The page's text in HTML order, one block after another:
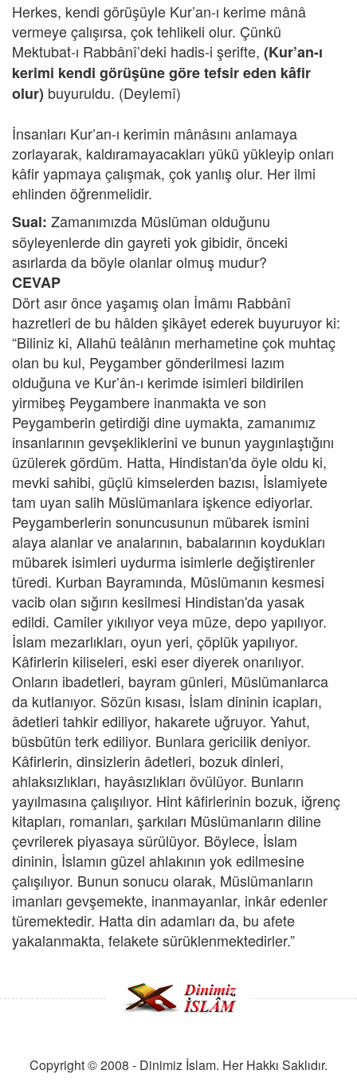
Herkes, kendi görüşüyle Kur’an-ı kerime mânâ
vermeye çalışırsa, çok tehlikeli olur. Çünkü
Mektubat-ı Rabbânî’deki hadis-i şerifte, (Kur’an-ı
kerimi kendi görüşüne göre tefsir eden kâfir
olur) buyuruldu. (Deylemî)
İnsanları Kur’an-ı kerimin mânâsını anlamaya
zorlayarak, kaldıramayacakları yükü yükleyip onları
kâfir yapmaya çalışmak, çok yanlış olur. Her ilmi
ehlinden öğrenmelidir.
Sual: Zamanımızda Müslüman olduğunu
söyleyenlerde din gayreti yok gibidir, önceki
asırlarda da böyle olanlar olmuş mudur?
CEVAP
Dört asır önce yaşamış olan İmâmı Rabbânî
hazretleri de bu hâlden şikâyet ederek buyuruyor ki:
“Biliniz ki, Allahü teâlânın merhametine çok muhtaç
olan bu kul, Peygamber gönderilmesi lazım
olduğuna ve Kur’ân-ı kerimde isimleri bildirilen
yirmibeş Peygambere inanmakta ve son
Peygamberin getirdiği dine uymakta, zamanımız
insanlarının gevşekliklerini ve bunun yaygınlaştığını
üzülerek gördüm. Hatta, Hindistan'da öyle oldu ki,
mevki sahibi, güçlü kimselerden bazısı, İslamiyete
tam uyan salih Müslümanlara işkence ediyorlar.
Peygamberlerin sonuncusunun mübarek ismini
alaya alanlar ve analarının, babalarının koydukları
mübarek isimleri uydurma isimlerle değiştirenler
türedi. Kurban Bayramında, Müslümanın kesmesi
vacib olan sığırın kesilmesi Hindistan'da yasak
edildi. Camiler yıkılıyor veya müze, depo yapılıyor.
İslam mezarlıkları, oyun yeri, çöplük yapılıyor.
Kâfirlerin kiliseleri, eski eser diyerek onarılıyor.
Onların ibadetleri, bayram günleri, Müslümanlarca
da kutlanıyor. Sözün kısası, İslam dininin icapları,
âdetleri tahkir ediliyor, hakarete uğruyor. Yahut,
büsbütün terk ediliyor. Bunlara gericilik deniyor.
Kâfirlerin, dinsizlerin âdetleri, bozuk dinleri,
ahlaksızlıkları, hayâsızlıkları övülüyor. Bunların
yayılmasına çalışılıyor. Hint kâfirlerinin bozuk, iğrenç
kitapları, romanları, şarkıları Müslümanların diline
çevrilerek piyasaya sürülüyor. Böylece, İslam
dininin, İslamın güzel ahlakının yok edilmesine
çalışılıyor. Bunun sonucu olarak, Müslümanların
imanları gevşemekte, inanmayanlar, inkâr edenler
türemektedir. Hatta din adamları da, bu afete
yakalanmakta, felakete sürüklenmektedirler.”
Copyright © 2008 - Dinimiz İslam. Her Hakkı Saklıdır.